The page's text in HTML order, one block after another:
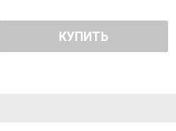
КУПИТЬ